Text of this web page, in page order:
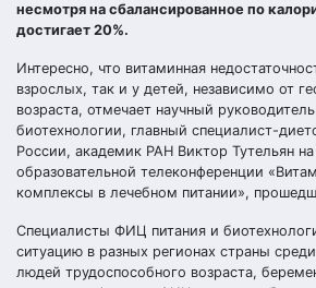
несмотря на сбалансированное по
достигает 20%.
Интересно, что витаминная
взрослых, так и у детей, независимо от
возраста, отмечает научный
биотехнологии, главный специалист-
России, академик РАН Виктор Тутельян
образовательной телеконференции
комплексы в лечебном питании»,
Специалисты ФИЦ питания и
ситуацию в разных регионах страны
людей трудоспособного возраста,